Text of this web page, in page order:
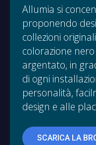
Allumia si
proponendo
collezioni
colorazione
argentato, in
di ogni
personalità,
design e alle
SCARICA LA